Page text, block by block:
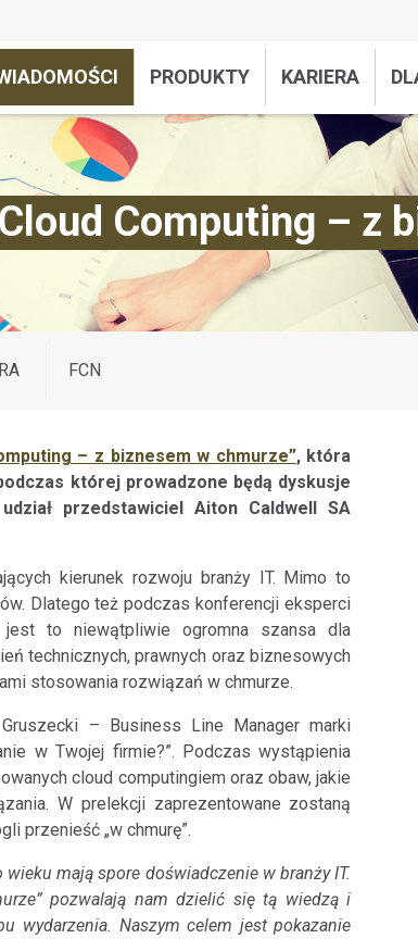
PRODUKTY KARIERA
Computing – z
FCN
– z biznesem w chmurze”, która
której prowadzone będą dyskusje
przedstawiciel Aiton Caldwell SA
kierunek rozwoju branży IT. Mimo to
Dlatego też podczas konferencji eksperci
to niewątpliwie ogromna szansa dla
technicznych, prawnych oraz biznesowych
stosowania rozwiązań w chmurze.
– Business Line Manager marki
w Twojej firmie?”. Podczas wystąpienia
cloud computingiem oraz obaw, jakie
W prelekcji zaprezentowane zostaną
przenieść „w chmurę”.
mają spore doświadczenie w branży IT.
pozwalają nam dzielić się tą wiedzą i
wydarzenia. Naszym celem jest pokazanie